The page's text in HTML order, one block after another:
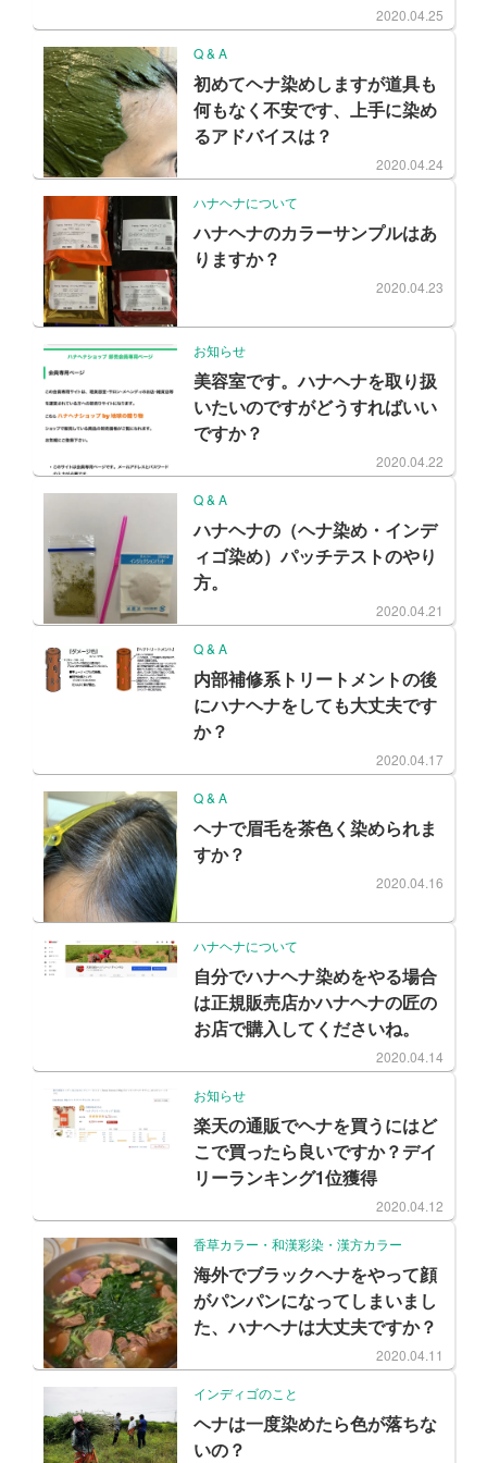
2020.04.25
Q & A
初めてヘナ染めしますが道具も
何もなく不安です、上手に染め
るアドバイスは？
2020.04.24
ハナヘナについて
ハナヘナのカラーサンプルはあ
りますか？
2020.04.23
お知らせ
美容室です。ハナヘナを取り扱
いたいのですがどうすればいい
ですか？
2020.04.22
Q & A
ハナヘナの（ヘナ染め・インデ
ィゴ染め）パッチテストのやり
方。
2020.04.21
Q & A
内部補修系トリートメントの後
にハナヘナをしても大丈夫です
か？
2020.04.17
Q & A
ヘナで眉毛を茶色く染められま
すか？
2020.04.16
ハナヘナについて
自分でハナヘナ染めをやる場合
は正規販売店かハナヘナの匠の
お店で購入してくださいね。
2020.04.14
お知らせ
楽天の通販でヘナを買うにはど
こで買ったら良いですか？デイ
リーランキング1位獲得
2020.04.12
香草カラー・和漢彩染・漢方カラー
海外でブラックヘナをやって顔
がパンパンになってしまいまし
た、ハナヘナは大丈夫ですか？
2020.04.11
インディゴのこと
ヘナは一度染めたら色が落ちな
いの？